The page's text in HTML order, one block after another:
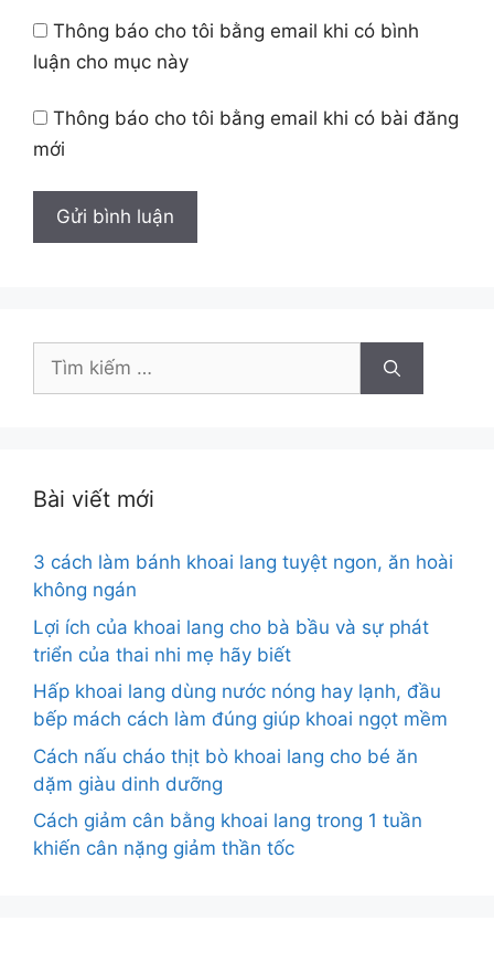
Thông báo cho tôi bằng email khi có bình
luận cho mục này
Thông báo cho tôi bằng email khi có bài đăng
mới
Tìm
Bài viết mới
3 cách làm bánh khoai lang tuyệt ngon, ăn hoài
không ngán
Lợi ích của khoai lang cho bà bầu và sự phát
triển của thai nhi mẹ hãy biết
Hấp khoai lang dùng nước nóng hay lạnh, đầu
bếp mách cách làm đúng giúp khoai ngọt mềm
Cách nấu cháo thịt bò khoai lang cho bé ăn
dặm giàu dinh dưỡng
Cách giảm cân bằng khoai lang trong 1 tuần
khiến cân nặng giảm thần tốc